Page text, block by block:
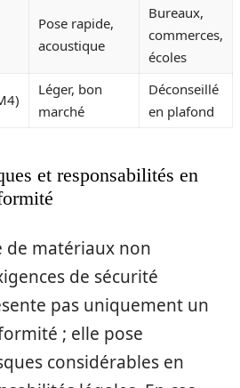
Pose rapide,
acoustique
Bureaux,
commerces,
écoles
Léger, bon
marché
Déconseillé
en plafond
et responsabilités en
de matériaux non
de sécurité
pas uniquement un
; elle pose
considérables en